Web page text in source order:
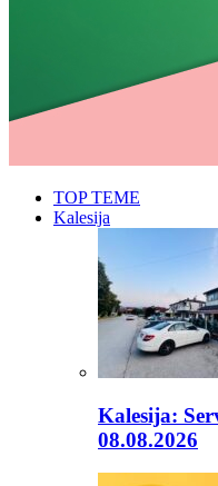
TOP TEME
Kalesija
Kalesija:
08.08.2026